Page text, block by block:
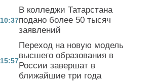
10:37
В колледжи Татарстана
подано более 50 тысяч
заявлений
15:57
Переход на новую модель
высшего образования в
России завершат в
ближайшие три года